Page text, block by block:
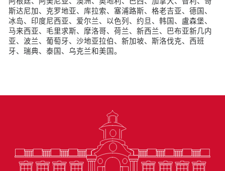
斯达尼加、克罗地亚、库拉索、塞浦路斯、格老吉亚、德国、
冰岛、印度尼西亚、爱尔兰、以色列、约旦、韩国、盧森堡、
马来西亚、毛里求斯、摩洛哥、荷兰、新西兰、巴布亚新几内
亚、波兰、葡萄牙、沙地亚拉伯、新加坡、斯洛伐克、西班
牙、瑞典、泰国、乌克兰和美国。